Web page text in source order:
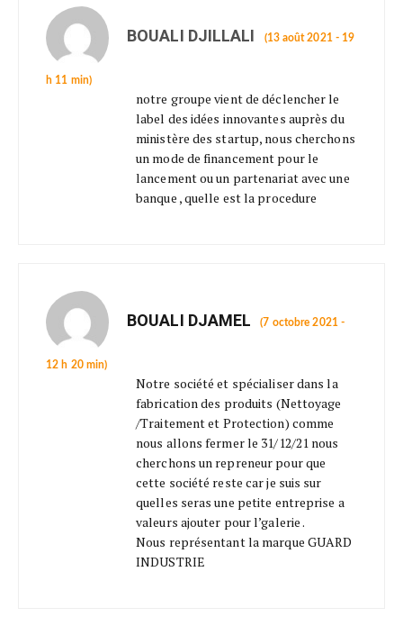
BOUALI DJILLALI (13 août 2021 - 19
h 11 min)
notre groupe vient de déclencher le
label des idées innovantes auprès du
ministère des startup, nous cherchons
un mode de financement pour le
lancement ou un partenariat avec une
banque , quelle est la procedure
BOUALI DJAMEL (7 octobre 2021 -
12 h 20 min)
Notre société et spécialiser dans la
fabrication des produits (Nettoyage
/Traitement et Protection) comme
nous allons fermer le 31/12/21 nous
cherchons un repreneur pour que
cette société reste car je suis sur
quelles seras une petite entreprise a
valeurs ajouter pour l’galerie .
Nous représentant la marque GUARD
INDUSTRIE